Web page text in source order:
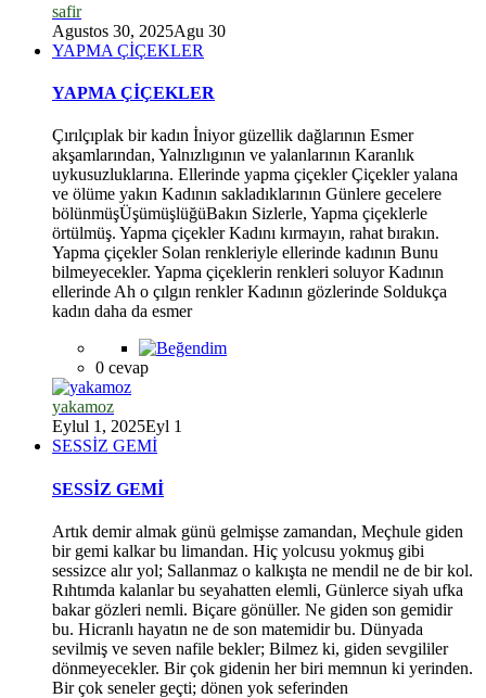
safir
Agustos 30, 2025Agu 30
YAPMA ÇİÇEKLER
YAPMA ÇİÇEKLER
Çırılçıplak bir kadın İniyor güzellik dağlarının Esmer
akşamlarından, Yalnızlıgının ve yalanlarının Karanlık
uykusuzluklarına. Ellerinde yapma çiçekler Çiçekler yalana
ve ölüme yakın Kadının sakladıklarının Günlere gecelere
bölünmüşÜşümüşlüğüBakın Sizlerle, Yapma çiçeklerle
örtülmüş. Yapma çiçekler Kadını kırmayın, rahat bırakın.
Yapma çiçekler Solan renkleriyle ellerinde kadının Bunu
bilmeyecekler. Yapma çiçeklerin renkleri soluyor Kadının
ellerinde Ah o çılgın renkler Kadının gözlerinde Soldukça
kadın daha da esmer
0 cevap
yakamoz
Eylul 1, 2025Eyl 1
SESSİZ GEMİ
SESSİZ GEMİ
Artık demir almak günü gelmişse zamandan, Meçhule giden
bir gemi kalkar bu limandan. Hiç yolcusu yokmuş gibi
sessizce alır yol; Sallanmaz o kalkışta ne mendil ne de bir kol.
Rıhtımda kalanlar bu seyahatten elemli, Günlerce siyah ufka
bakar gözleri nemli. Biçare gönüller. Ne giden son gemidir
bu. Hicranlı hayatın ne de son matemidir bu. Dünyada
sevilmiş ve seven nafile bekler; Bilmez ki, giden sevgililer
dönmeyecekler. Bir çok gidenin her biri memnun ki yerinden.
Bir çok seneler geçti; dönen yok seferinden
*